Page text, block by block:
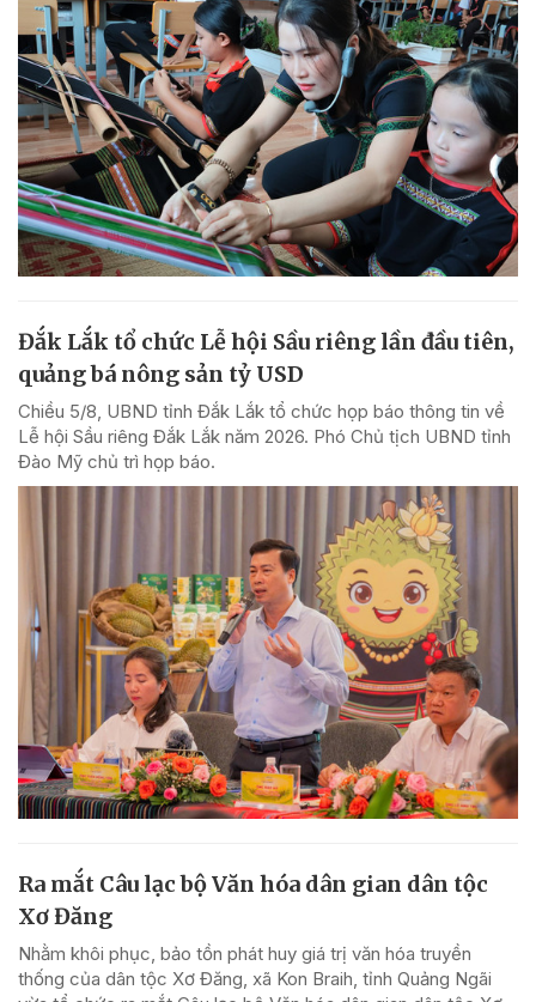
Đắk Lắk tổ chức Lễ hội Sầu riêng lần đầu tiên,
quảng bá nông sản tỷ USD
Chiều 5/8, UBND tỉnh Đắk Lắk tổ chức họp báo thông tin về
Lễ hội Sầu riêng Đắk Lắk năm 2026. Phó Chủ tịch UBND tỉnh
Đào Mỹ chủ trì họp báo.
Ra mắt Câu lạc bộ Văn hóa dân gian dân tộc
Xơ Đăng
Nhằm khôi phục, bảo tồn phát huy giá trị văn hóa truyền
thống của dân tộc Xơ Đăng, xã Kon Braih, tỉnh Quảng Ngãi